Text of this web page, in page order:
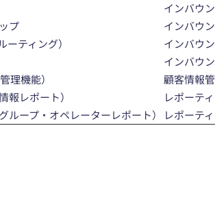
インバウ
プ
インバウ
ーティング）
インバウ
インバウ
理機能）
顧客情報
報レポート）
レポーテ
ループ・オペレーターレポート）
レポーテ